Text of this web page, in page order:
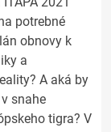
potrebné
obnovy k
a
A aká by
snahe
tigra? V